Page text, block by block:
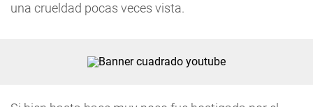
una crueldad pocas veces vista.